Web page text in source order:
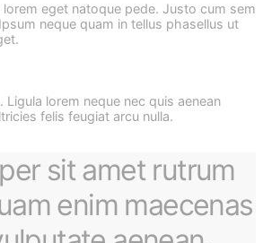
lorem eget natoque pede. Justo cum sem
neque quam in tellus phasellus ut
Ligula lorem neque nec quis aenean
felis feugiat arcu nulla.
sit amet rutrum
enim maecenas